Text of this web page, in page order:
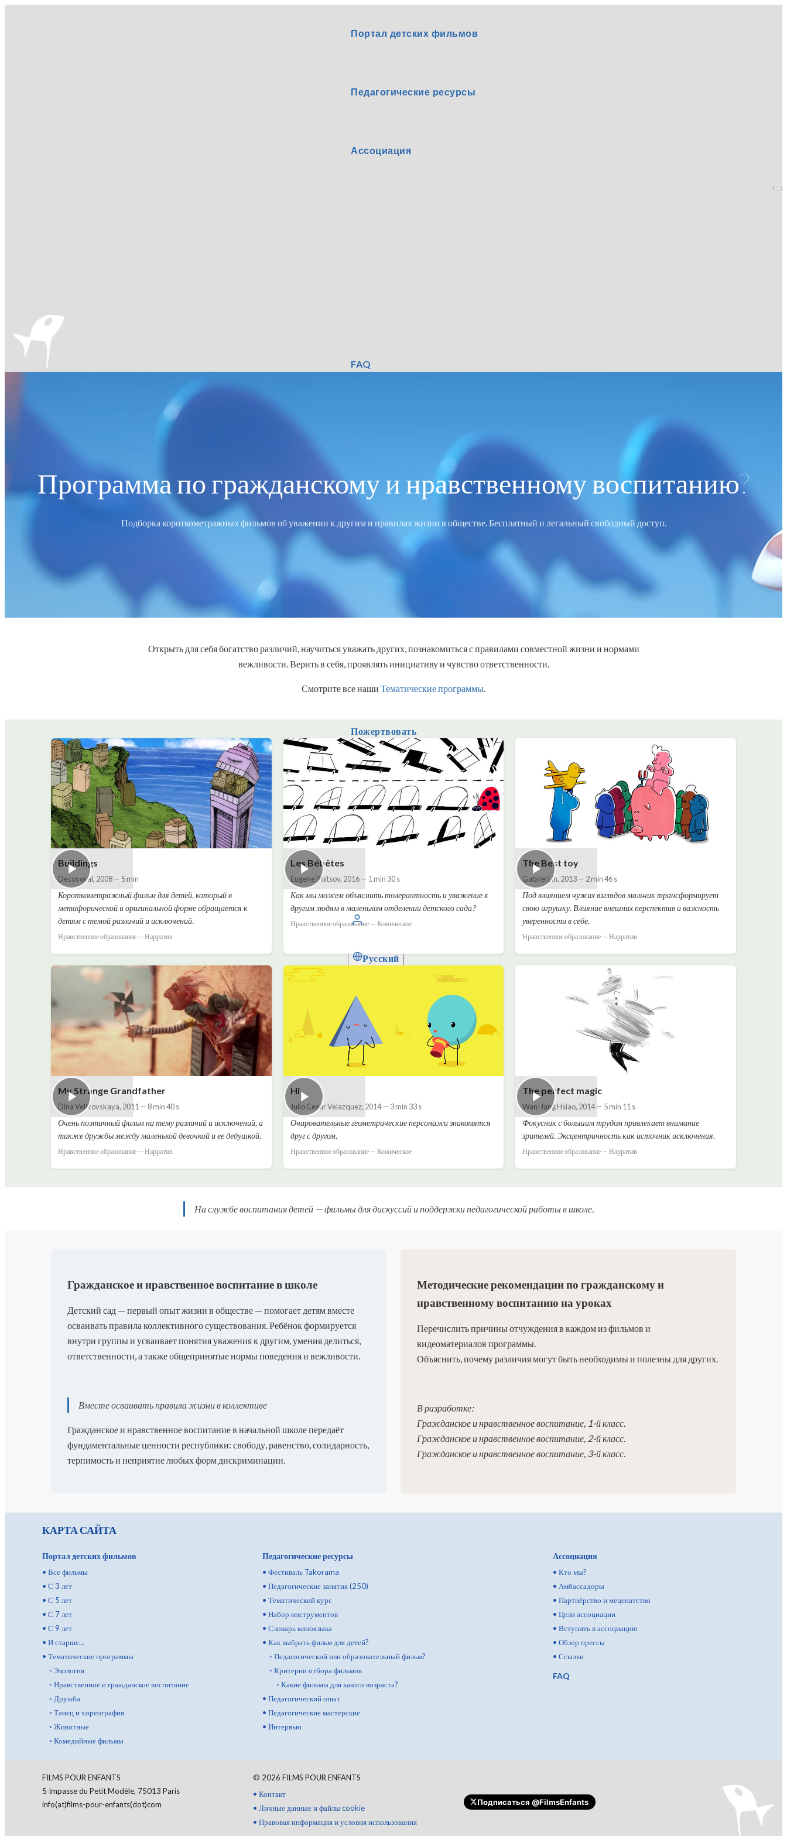
Портал детских фильмов
Педагогические ресурсы
Ассоциация
FAQ
Пожертвовать
Войти
Русский
Программа по гражданскому и нравственному воспитанию?
Подборка короткометражных фильмов об уважении к другим и правилах жизни в обществе. Бесплатный и легальный свободный доступ.
Открыть для себя богатство различий, научиться уважать других, познакомиться с правилами совместной жизни и нормами
вежливости. Верить в себя, проявлять инициативу и чувство ответственности.
Смотрите все наши Тематические программы.
Buildings
Decovocal, 2008— 5 min
Короткометражный фильм для детей, который в
метафорической и оригинальной форме обращается к
детям с темой различий и исключений.
Нравственное образование — Нарратив
Les Bébêtes
Eugene Boitsov, 2016— 1 min 30 s
Как мы можем объяснить толерантность и уважение к
другим людям в маленьком отделении детского сада?
Нравственное образование — Комическое
The Best toy
Gabriel Lin, 2013— 2 min 46 s
Под влиянием чужих взглядов мальчик трансформирует
свою игрушку. Влияние внешних перспектив и важность
уверенности в себе.
Нравственное образование — Нарратив
My Strange Grandfather
Dina Velikovskaya, 2011 — 8 min 40 s
Очень поэтичный фильм на тему различий и исключений, а
также дружбы между маленькой девочкой и ее дедушкой.
Нравственное образование — Нарратив
Hi
Julio Cesar Velazquez, 2014— 3 min 33 s
Очаровательные геометрические персонажи знакомятся
друг с другом.
Нравственное образование — Комическое
The perfect magic
Wan-Jung Hsiao, 2014— 5 min 11 s
Фокусник с большим трудом привлекает внимание
зрителей. Эксцентричность как источник исключения.
Нравственное образование — Нарратив
На службе воспитания детей — фильмы для дискуссий и поддержки педагогической работы в школе.
Гражданское и нравственное воспитание в школе
Детский сад — первый опыт жизни в обществе — помогает детям вместе
осваивать правила коллективного существования. Ребёнок формируется
внутри группы и усваивает понятия уважения к другим, умения делиться,
ответственности, а также общепринятые нормы поведения и вежливости.
Вместе осваивать правила жизни в коллективе
Гражданское и нравственное воспитание в начальной школе передаёт
фундаментальные ценности республики: свободу, равенство, солидарность,
терпимость и неприятие любых форм дискриминации.
Методические рекомендации по гражданскому и
нравственному воспитанию на уроках
Перечислить причины отчуждения в каждом из фильмов и
видеоматериалов программы.
Объяснить, почему различия могут быть необходимы и полезны для других.
В разработке:
Гражданское и нравственное воспитание, 1-й класс.
Гражданское и нравственное воспитание, 2-й класс.
Гражданское и нравственное воспитание, 3-й класс.
КАРТА САЙТА
Портал детских фильмов
• Все фильмы
• С 3 лет
• С 5 лет
• С 7 лет
• С 9 лет
• И старше...
• Тематические программы
◦ Экология
◦ Нравственное и гражданское воспитание
◦ Дружба
◦ Танец и хореография
◦ Животные
◦ Комедийные фильмы
Педагогические ресурсы
• Фестиваль Takorama
• Педагогические занятия (250)
• Тематический курс
• Набор инструментов
• Словарь киноязыка
• Как выбрать фильм для детей?
◦ Педагогический или образовательный фильм?
◦ Критерии отбора фильмов
◦ Какие фильмы для какого возраста?
• Педагогический опыт
• Педагогические мастерские
• Интервью
Ассоциация
• Кто мы?
• Амбассадоры
• Партнёрство и меценатство
• Цели ассоциации
• Вступить в ассоциацию
• Обзор прессы
• Ссылки
FAQ
FILMS POUR ENFANTS
5 Impasse du Petit Modèle, 75013 Paris
info(at)films-pour-enfants(dot)com
© 2026 FILMS POUR ENFANTS
• Контакт
• Личные данные и файлы cookie
• Правовая информация и условия использования
Подписаться @FilmsEnfants